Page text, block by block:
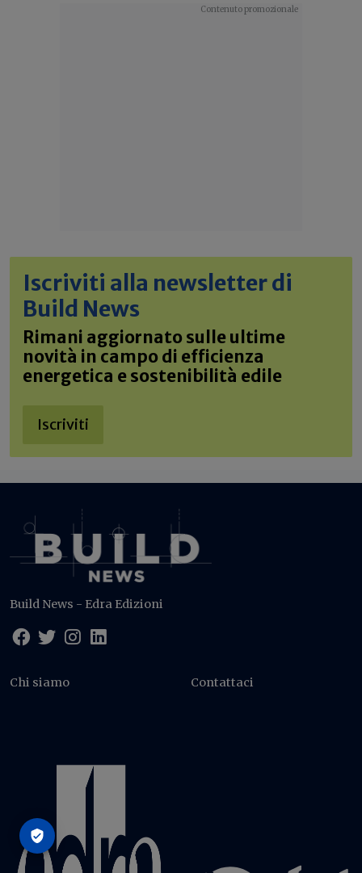
Iscriviti alla newsletter di
Build News
Rimani aggiornato sulle ultime
novità in campo di efficienza
energetica e sostenibilità edile
Iscriviti
Build News - Edra Edizioni
Chi siamo Contattaci